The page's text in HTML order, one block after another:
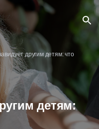
другим детям: что
детям: